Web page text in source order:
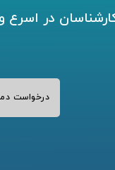
در
درخواست